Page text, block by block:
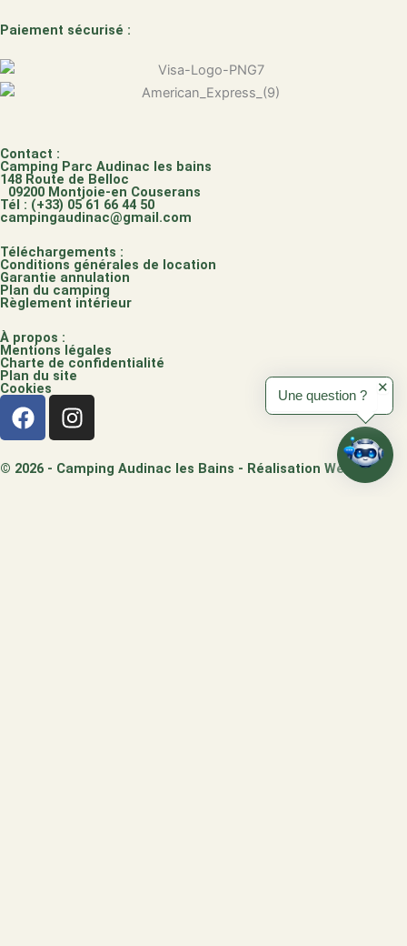
Paiement sécurisé :
Contact :
Camping Parc Audinac les bains
148 Route de Belloc
09200 Montjoie-en Couserans
Tél : (+33) 05 61 66 44 50
campingaudinac@gmail.com
Téléchargements :
Conditions générales de location
Garantie annulation
Plan du camping
Règlement intérieur
À propos :
Mentions légales
Charte de confidentialité
Plan du site
Cookies
F
a
e
I
n
t
© 2026 - Camping Audinac les Bains - Réalisation Webo
Une question ?
✕